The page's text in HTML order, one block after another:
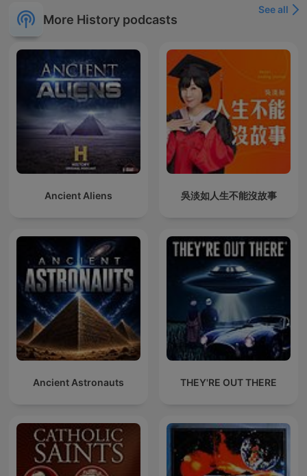
More History podcasts
See all
Ancient Aliens 吳淡如人生不能沒故事
Ancient Astronauts THEY'RE OUT THERE